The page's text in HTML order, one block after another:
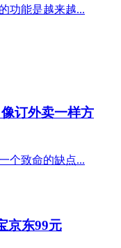
功能是越来越...
订外卖一样方
个致命的缺点...
京东99元